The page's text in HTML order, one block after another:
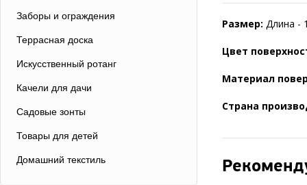
Заборы и ограждения
Террасная доска
Искусственный ротанг
Качели для дачи
Садовые зонты
Товары для детей
Домашний текстиль
Размер: Длина -
Цвет
Материал
Страна